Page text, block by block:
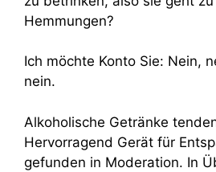
Hemmungen?
Ich möchte Konto Sie: Nein,
nein.
Alkoholische Getränke
Hervorragend Gerät für
gefunden in Moderation. In